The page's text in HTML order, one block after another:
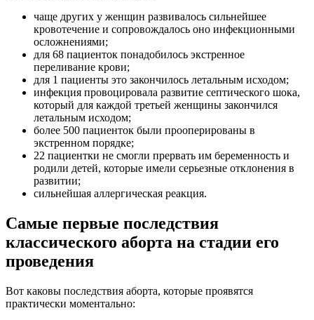
чаще других у женщин развивалось сильнейшее
кровотечение и сопровождалось оно инфекционными
осложнениями;
для 68 пациенток понадобилось экстренное
переливание крови;
для 1 пациенты это закончилось летальным исходом;
инфекция провоцировала развитие септического шока,
который для каждой третьей женщины закончился
летальным исходом;
более 500 пациенток были прооперированы в
экстренном порядке;
22 пациентки не смогли прервать им беременность и
родили детей, которые имели серьезные отклонения в
развитии;
сильнейшая аллергическая реакция.
Самые первые последствия
классического aбopта на стадии его
проведения
Вот каковы последствия aбopта, которые проявятся
практически моментально: